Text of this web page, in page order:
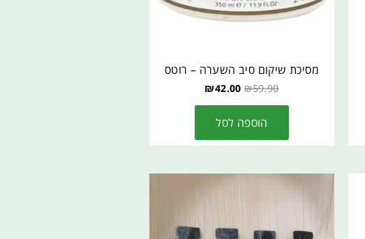
מסיכת שיקום סיב השערה – רוטס
₪59.90
₪42.00
הוספה לסל